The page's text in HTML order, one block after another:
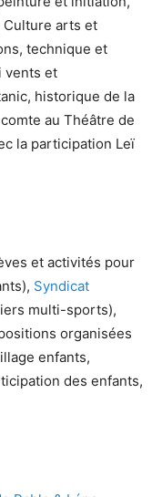
Culture arts et
technique et
vents et
historique de la
au Théâtre de
la participation Leï
et activités pour
Syndicat
multi-sports),
organisées
enfants,
des enfants,